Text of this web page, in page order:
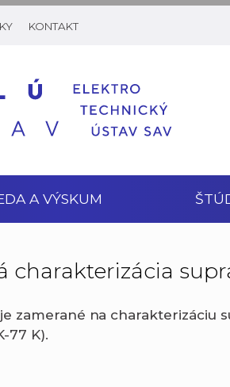
KONTAKT
A VÝSKUM
charakterizácia
zamerané na charakterizáciu
77 K).